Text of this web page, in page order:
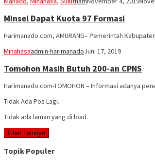
Minsel Dapat Kuota 97 Formasi
Harimanado.com, AMURANG– Pemerintah
Minahasaadmin-harimanadoJuni 17, 2019
Tomohon Masih Butuh 200-an CPNS
Harimanado.com-TOMOHON – Informasi adanya
Tidak Ada Pos Lagi.
Tidak ada laman yang di load.
Lihat Lainnya
Topik Populer